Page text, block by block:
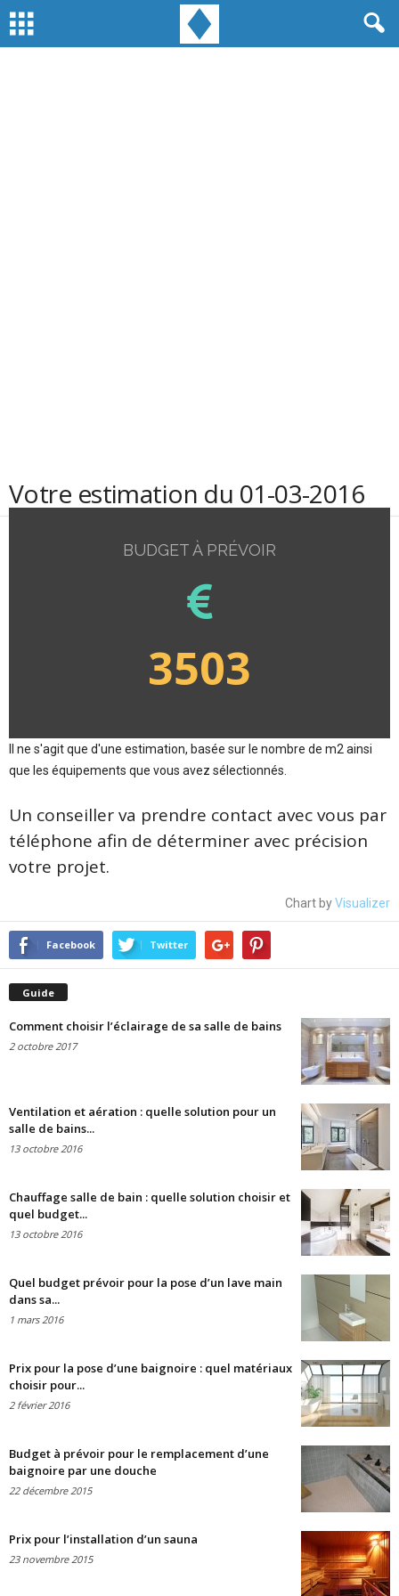
Votre estimation du 01-03-2016
BUDGET À PRÉVOIR
3503
Il ne s'agit que d'une estimation, basée sur le nombre de m2 ainsi
que les équipements que vous avez sélectionnés.
Un conseiller va prendre contact avec vous par
téléphone afin de déterminer avec précision
votre projet.
Chart byVisualizer
Facebook Twitter
Guide
Comment choisir l’éclairage de sa salle de bains
2 octobre 2017
Ventilation et aération : quelle solution pour un
salle de bains...
13 octobre 2016
Chauffage salle de bain : quelle solution choisir et
quel budget...
13 octobre 2016
Quel budget prévoir pour la pose d’un lave main
dans sa...
1 mars 2016
Prix pour la pose d’une baignoire : quel matériaux
choisir pour...
2 février 2016
Budget à prévoir pour le remplacement d’une
baignoire par une douche
22 décembre 2015
Prix pour l’installation d’un sauna
23 novembre 2015